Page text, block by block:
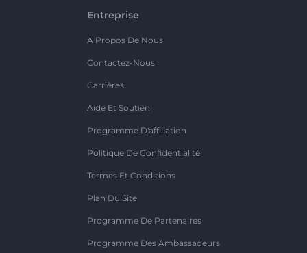
Entreprise
A Propos De Nous
Contactez-Nous
Carrières
Aide Et Soutien
Programme D'affiliation
Politique De Confidentialité
Termes Et Conditions
Plan Du Site
Programme De Partenaires
Programme Des Ambassadeurs